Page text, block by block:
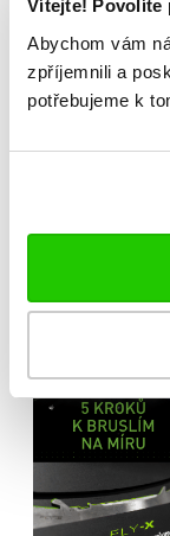
Vítejte! Povolíte
Abychom vám
zpříjemnili a
potřebujeme k
od